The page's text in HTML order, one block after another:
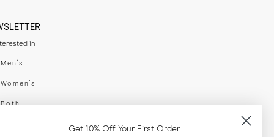
in
Men's
Women's
Both
your email adress
Get 10% Off Your First Order